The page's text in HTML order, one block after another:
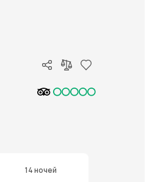
14 ночей